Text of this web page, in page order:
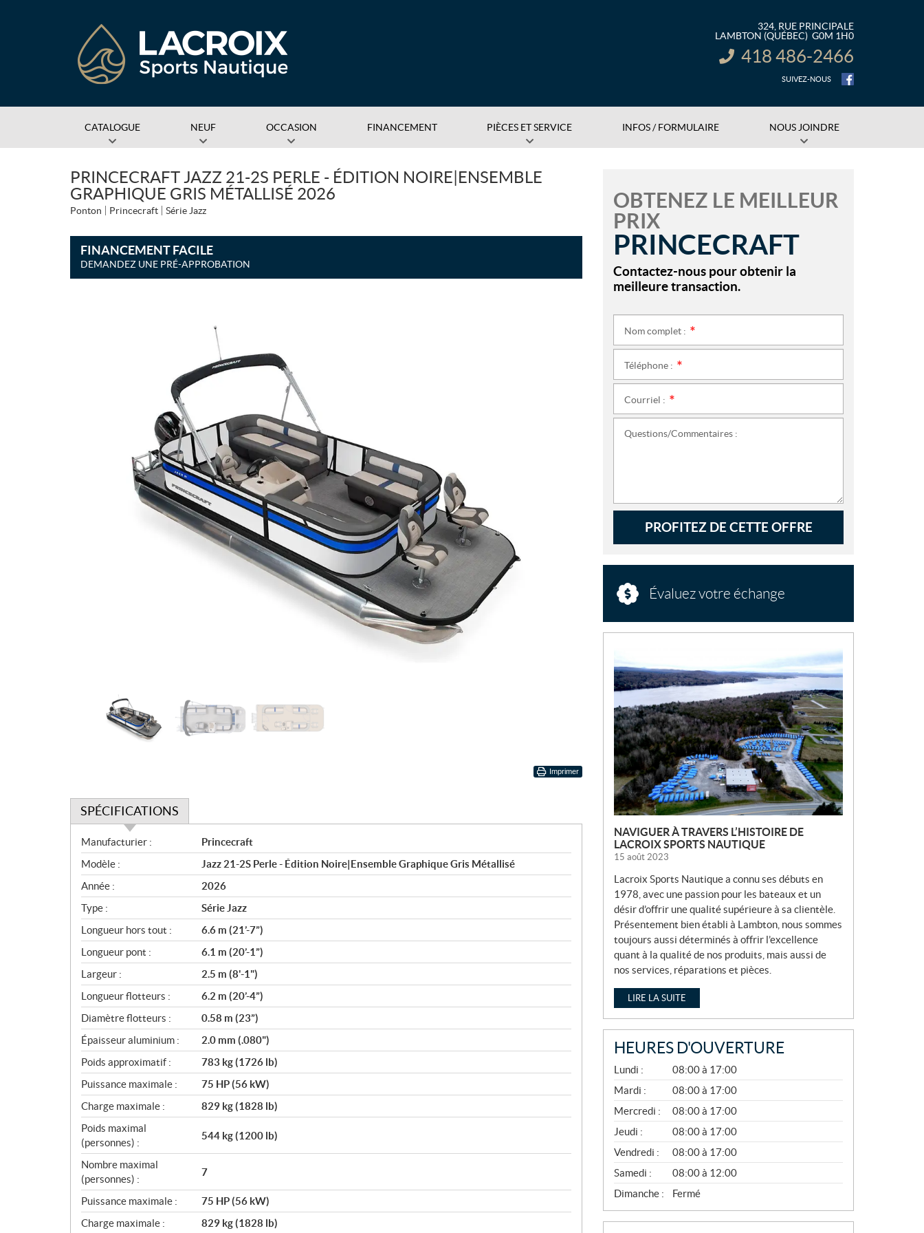
324, RUE PRINCIPALE
LAMBTON (QUÉBEC) G0M 1H0
INFORMATION :
418 486-2466
SUIVEZ-NOUS
CATALOGUE NEUF OCCASION FINANCEMENT PIÈCES ET SERVICE INFOS / FORMULAIRE NOUS JOINDRE
PRINCECRAFT JAZZ 21-2S PERLE - ÉDITION NOIRE|ENSEMBLE
GRAPHIQUE GRIS MÉTALLISÉ 2026
Ponton Princecraft Série Jazz
FINANCEMENT FACILE
DEMANDEZ UNE PRÉ-APPROBATION
Imprimer
SPÉCIFICATIONS
S
p
é
c
i
f
i
c
a
t
i
o
n
s
Manufacturier :
Princecraft
Modèle :
Jazz 21-2S Perle - Édition Noire|Ensemble Graphique Gris Métallisé
Année :
2026
Type :
Série Jazz
Longueur hors tout :
6.6 m (21’-7”)
Longueur pont :
6.1 m (20’-1”)
Largeur :
2.5 m (8'-1")
Longueur flotteurs :
6.2 m (20’-4”)
Diamètre flotteurs :
0.58 m (23”)
Épaisseur aluminium :
2.0 mm (.080")
Poids approximatif :
783 kg (1726 lb)
Puissance maximale :
75 HP (56 kW)
Charge maximale :
829 kg (1828 lb)
Poids maximal
(personnes) :
544 kg (1200 lb)
Nombre maximal
(personnes) :
7
Puissance maximale :
75 HP (56 kW)
Charge maximale :
829 kg (1828 lb)
OBTENEZ LE MEILLEUR
PRIX
PRINCECRAFT
Contactez-nous pour obtenir la
meilleure transaction.
Nom complet :
Téléphone :
Courriel :
Questions/Commentaires :
PROFITEZ DE CETTE OFFRE
Évaluez votre échange
O
U
V
E
L
L
E
S
NAVIGUER À TRAVERS L’HISTOIRE DE
LACROIX SPORTS NAUTIQUE
15 août 2023
Lacroix Sports Nautique a connu ses débuts en
1978, avec une passion pour les bateaux et un
désir d’offrir une qualité supérieure à sa clientèle.
Présentement bien établi à Lambton, nous sommes
toujours aussi déterminés à offrir l’excellence
quant à la qualité de nos produits, mais aussi de
nos services, réparations et pièces.
LIRE LA SUITE
HEURES D'OUVERTURE
A
V
R
I
L
À
N
O
V
E
M
B
R
E
Lundi :
08:00 à 17:00
Mardi :
08:00 à 17:00
Mercredi :
08:00 à 17:00
Jeudi :
08:00 à 17:00
Vendredi :
08:00 à 17:00
Samedi :
08:00 à 12:00
Dimanche :
Fermé